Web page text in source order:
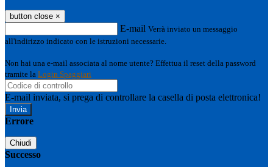
button close ×
E-mail Verrà inviato un messaggio
all'indirizzo indicato con le istruzioni necessarie.
Non hai una e-mail associata al nome utente? Effettua il reset della password
tramite la Login Spaggiari
E-mail inviata, si prega di controllare la casella di posta elettronica!
Errore
Chiudi
Successo